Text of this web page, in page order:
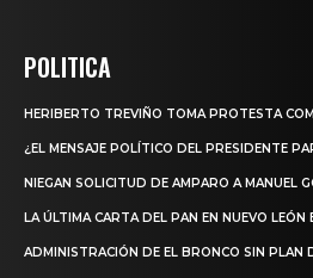
POLITICA
HERIBERTO TREVIÑO TOMA PROTESTA
¿EL MENSAJE POLÍTICO DEL PRESIDENTE
NIEGAN SOLICITUD DE AMPARO A MANUEL
LA ÚLTIMA CARTA DEL PAN EN NUEVO LEÓN
ADMINISTRACIÓN DE EL BRONCO SIN PLAN